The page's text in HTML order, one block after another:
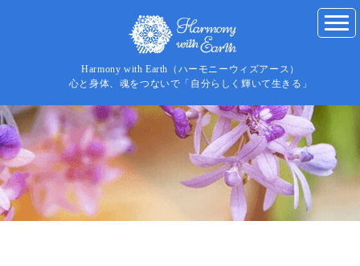
Harmony with Earth（ハーモニーウィズアース）
心と身体、魂をつないで「自分らしく輝いて生きる」